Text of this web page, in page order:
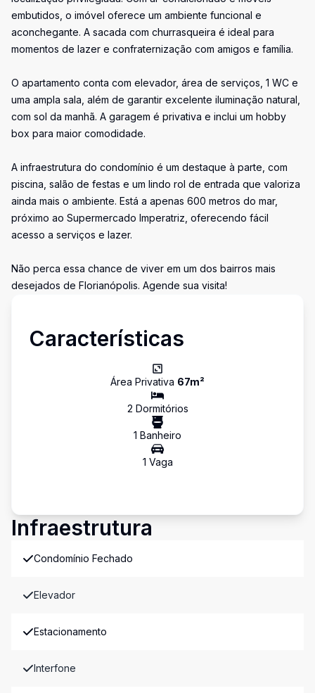
embutidos, o imóvel oferece um ambiente funcional e
aconchegante. A sacada com churrasqueira é ideal para
momentos de lazer e confraternização com amigos e família.
O apartamento conta com elevador, área de serviços, 1 WC e
uma ampla sala, além de garantir excelente iluminação natural,
com sol da manhã. A garagem é privativa e inclui um hobby
box para maior comodidade.
A infraestrutura do condomínio é um destaque à parte, com
piscina, salão de festas e um lindo rol de entrada que valoriza
ainda mais o ambiente. Está a apenas 600 metros do mar,
próximo ao Supermercado Imperatriz, oferecendo fácil
acesso a serviços e lazer.
Não perca essa chance de viver em um dos bairros mais
desejados de Florianópolis. Agende sua visita!
Características
Área Privativa 67m²
2 Dormitórios
1 Banheiro
1 Vaga
Infraestrutura
Condomínio Fechado
Elevador
Estacionamento
Interfone